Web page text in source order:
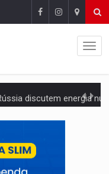
discutem energia nuclear, defesa e
e carro deixa quatro mortos e um em
projeção nacional com participação de
chances de chuvas isoladas nesta